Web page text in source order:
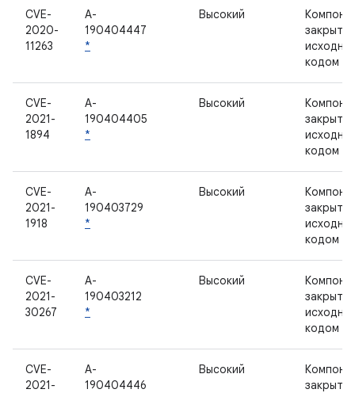
CVE-
2020-
11263
A-
190404447
*
Высокий
кодом
CVE-
2021-
1894
A-
190404405
*
Высокий
кодом
CVE-
2021-
1918
A-
190403729
*
Высокий
кодом
CVE-
2021-
30267
A-
190403212
*
Высокий
кодом
CVE-
2021-
A-
190404446
Высокий